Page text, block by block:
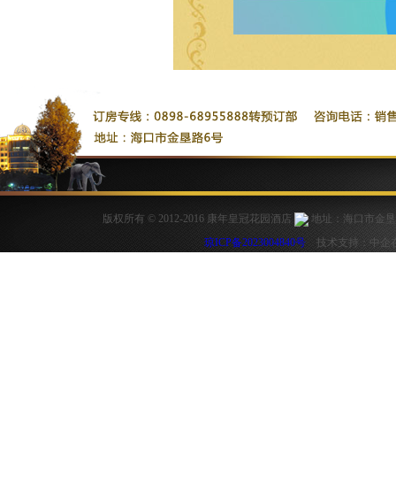
版权所有 © 2012-2016 康年皇冠花园酒店
地址：海口市金
琼ICP备2023004840号技术支持：中企